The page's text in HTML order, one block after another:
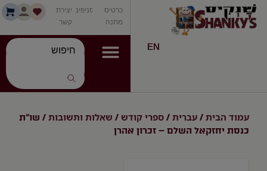
EN
כרטיס
מתנה
סניפים יצירת
קשר
עמוד הבית / עברית / ספרי קודש / שאלות ותשובות / שו"ת
כנסת יחזקאל השלם – זכרון אהרן